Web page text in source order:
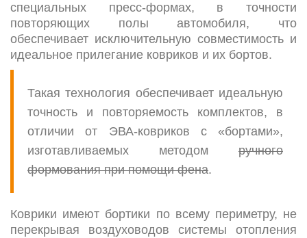
специальных пресс-формах, в точности
повторяющих полы автомобиля, что
обеспечивает исключительную совместимость и
идеальное прилегание ковриков и их бортов.
Такая технология обеспечивает идеальную
точность и повторяемость комплектов, в
отличии от ЭВА-ковриков с «бортами»,
изготавливаемых методом ручного
формования при помощи фена.
Коврики имеют бортики по всему периметру, не
перекрывая воздуховодов системы отопления